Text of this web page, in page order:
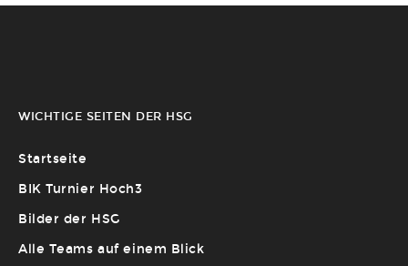
WICHTIGE SEITEN DER HSG
Startseite
BIK Turnier Hoch3
Bilder der HSG
Alle Teams auf einem Blick